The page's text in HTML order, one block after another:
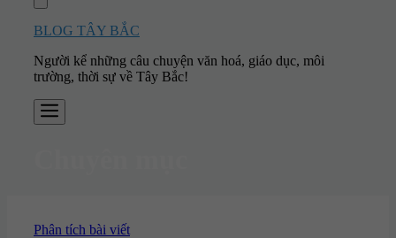
Account
BLOG TÂY BẮC
Người kể những câu chuyện văn hoá, giáo dục, môi
trường, thời sự về Tây Bắc!
Menu
Categories
Phân tích bài viết